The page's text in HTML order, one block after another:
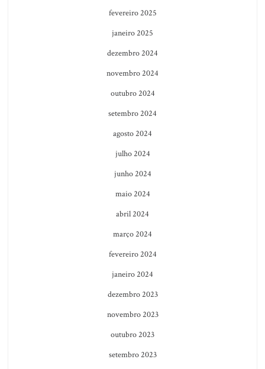
fevereiro 2025
janeiro 2025
dezembro 2024
novembro 2024
outubro 2024
setembro 2024
agosto 2024
julho 2024
junho 2024
maio 2024
abril 2024
março 2024
fevereiro 2024
janeiro 2024
dezembro 2023
novembro 2023
outubro 2023
setembro 2023